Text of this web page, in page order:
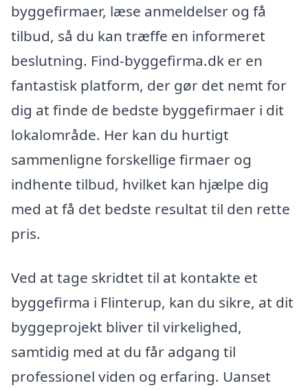
byggefirmaer, læse anmeldelser og få
tilbud, så du kan træffe en informeret
beslutning. Find-byggefirma.dk er en
fantastisk platform, der gør det nemt for
dig at finde de bedste byggefirmaer i dit
lokalområde. Her kan du hurtigt
sammenligne forskellige firmaer og
indhente tilbud, hvilket kan hjælpe dig
med at få det bedste resultat til den rette
pris.
Ved at tage skridtet til at kontakte et
byggefirma i Flinterup, kan du sikre, at dit
byggeprojekt bliver til virkelighed,
samtidig med at du får adgang til
professionel viden og erfaring. Uanset